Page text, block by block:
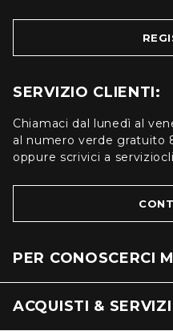
SERVIZIO CLIENTI:
Chiamaci dal lunedì al
al numero verde gratuito
oppure scrivici a
PER CONOSCERCI
ACQUISTI & SERVIZI